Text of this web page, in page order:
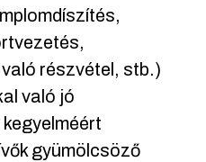
részvétel, stb.)
való jó
gyümölcsöző